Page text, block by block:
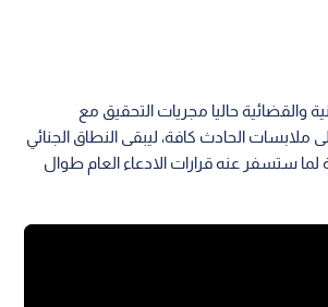
والقضائية حاليا مجريات التحقيق مع
الحادث كافة، ليبقى النطاق الجنائي
لما ستسفر عنه قرارات الادعاء العام طوال